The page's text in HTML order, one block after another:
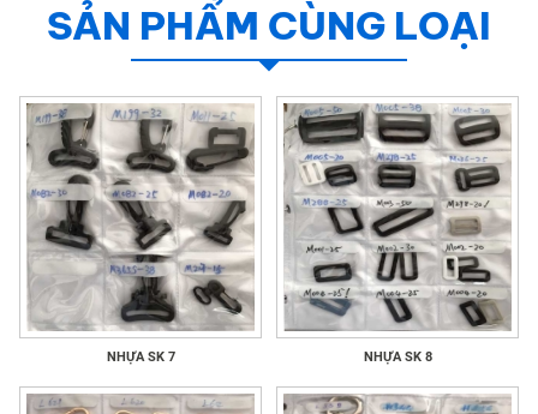
SẢN PHẨM CÙNG LOẠI
NHỰA SK 7 NHỰA SK 8